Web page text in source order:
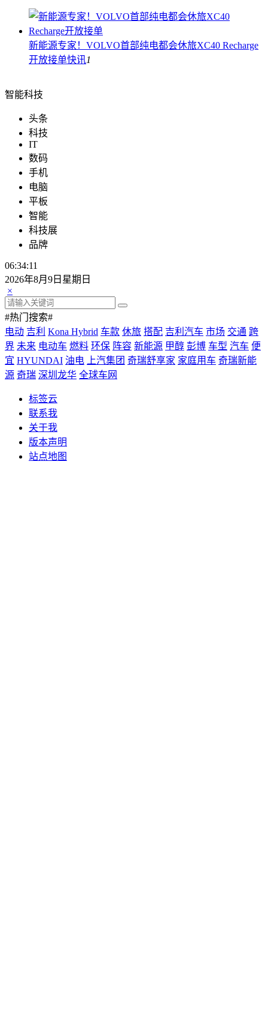
新能源专家！VOLVO首部纯电都会休旅XC40 Recharge
开放接单快讯1
智能科技
头条
科技
IT
数码
手机
电脑
平板
智能
科技展
品牌
06:34:13
2026年8月9日星期日
×
#热门搜索#
电动 吉利 Kona Hybrid 车款 休旅 搭配 吉利汽车 市场 交通 跨
界 未来 电动车 燃料 环保 阵容 新能源 甲醇 彭博 车型 汽车 便
宜 HYUNDAI 油电 上汽集团 奇瑞舒享家 家庭用车 奇瑞新能
源 奇瑞 深圳龙华 全球车网
标签云
联系我
关于我
版本声明
站点地图